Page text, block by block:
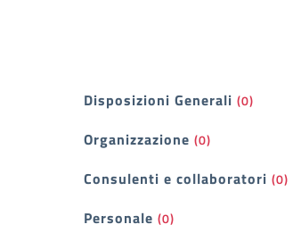
Filtri
Disposizioni Generali (0)
Organizzazione (0)
Consulenti e collaboratori (0)
Personale (0)